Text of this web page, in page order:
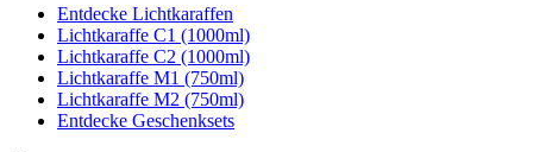
Entdecke Lichtkaraffen
Lichtkaraffe C1 (1000ml)
Lichtkaraffe C2 (1000ml)
Lichtkaraffe M1 (750ml)
Lichtkaraffe M2 (750ml)
Entdecke Geschenksets